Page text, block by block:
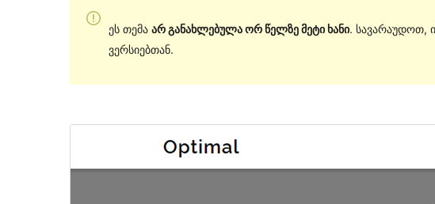
ეს თემა არ განახლებულა ორ წელზე მეტი ხანი. სავარაუდოთ,
ვერსიებთან.